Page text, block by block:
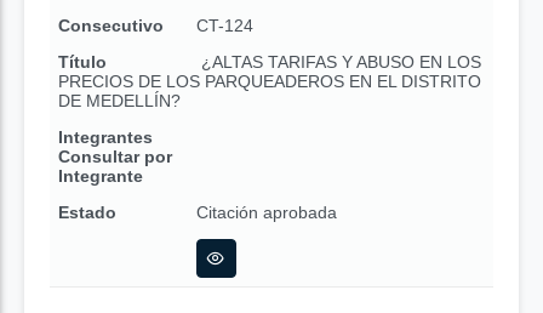
Consecutivo
CT-124
Título
¿ALTAS TARIFAS Y ABUSO EN LOS
PRECIOS DE LOS PARQUEADEROS EN EL DISTRITO
DE MEDELLÍN?
Integrantes
Consultar por
Integrante
Estado
Citación aprobada